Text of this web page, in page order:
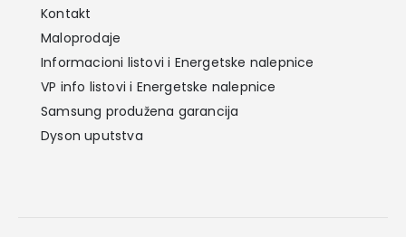
Kontakt
Maloprodaje
Informacioni listovi i Energetske nalepnice
VP info listovi i Energetske nalepnice
Samsung produžena garancija
Dyson uputstva